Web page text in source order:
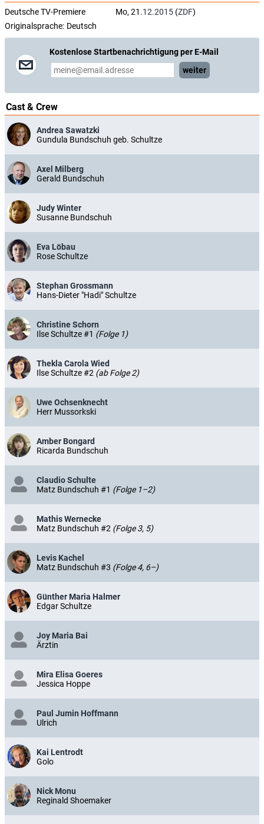
Deutsche TV-Premiere Mo, 21.12.2015 (ZDF)
Originalsprache: Deutsch
Kostenlose Startbenachrichtigung per E-Mail
weiter
Cast & Crew
Andrea Sawatzki
Gundula Bundschuh geb. Schultze
Axel Milberg
Gerald Bundschuh
Judy Winter
Susanne Bundschuh
Eva Löbau
Rose Schultze
Stephan Grossmann
Hans-Dieter "Hadi" Schultze
Christine Schorn
Ilse Schultze #1 (Folge 1)
Thekla Carola Wied
Ilse Schultze #2 (ab Folge 2)
Uwe Ochsenknecht
Herr Mussorkski
Amber Bongard
Ricarda Bundschuh
Claudio Schulte
Matz Bundschuh #1 (Folge 1–2)
Mathis Wernecke
Matz Bundschuh #2 (Folge 3, 5)
Levis Kachel
Matz Bundschuh #3 (Folge 4, 6–)
Günther Maria Halmer
Edgar Schultze
Joy Maria Bai
Ärztin
Mira Elisa Goeres
Jessica Hoppe
Paul Jumin Hoffmann
Ulrich
Kai Lentrodt
Golo
Nick Monu
Reginald Shoemaker